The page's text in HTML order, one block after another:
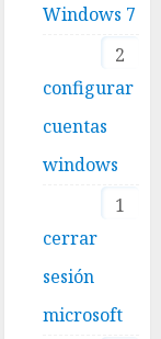
Windows 7
2
configurar
cuentas
windows
1
cerrar
sesión
microsoft